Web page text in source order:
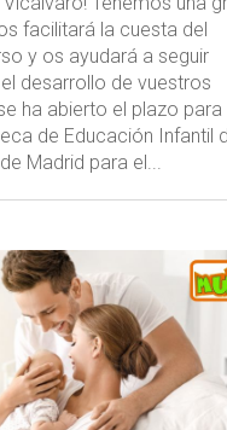
facilitará la cuesta del
y os ayudará a seguir
desarrollo de vuestros
ha abierto el plazo para
de Educación Infantil
Madrid para el...